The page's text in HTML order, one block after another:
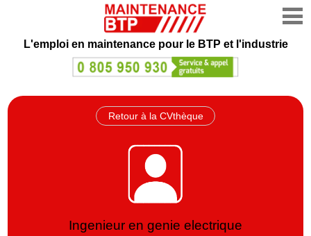
L'emploi en maintenance pour le BTP et l'industrie
Retour à la CVthèque
Ingenieur en genie electrique